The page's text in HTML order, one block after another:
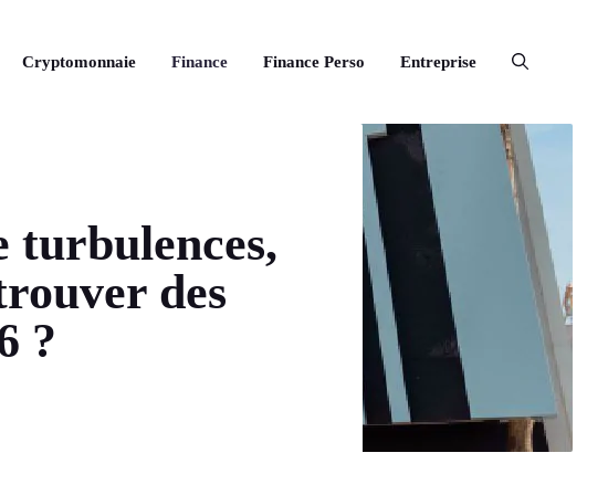
Cryptomonnaie Finance Finance Perso Entreprise
turbulences,
des
?